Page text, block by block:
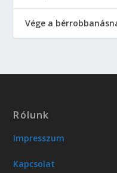
Vége a
Rólunk
Impresszum
Kapcsolat